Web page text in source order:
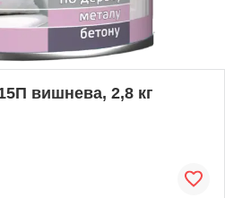
вишнева, 2,8 кг